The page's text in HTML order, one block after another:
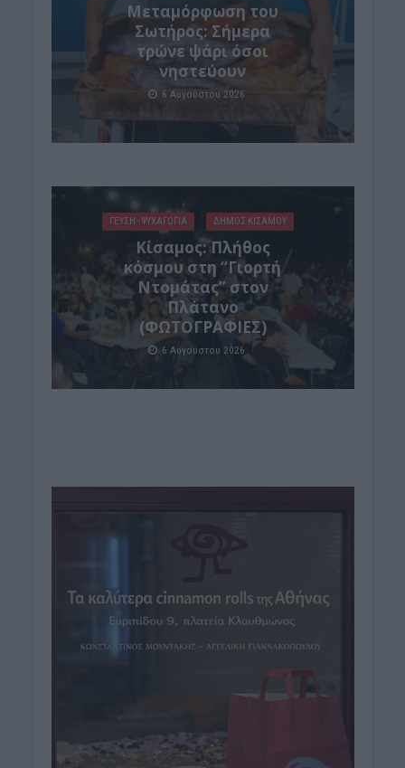
Μεταμόρφωση του
Σωτήρος: Σήμερα
τρώνε ψάρι όσοι
νηστεύουν
6 Αυγούστου 2026
ΓΕΎΣΗ - ΨΥΧΑΓΩΓΊΑ ΔΉΜΟΣ ΚΙΣΆΜΟΥ
Κίσαμος: Πλήθος
κόσμου στη “Γιορτή
Ντομάτας” στον
Πλάτανο
(ΦΩΤΟΓΡΑΦΙΕΣ)
6 Αυγούστου 2026